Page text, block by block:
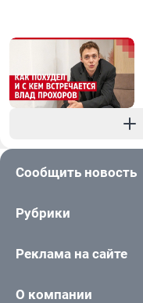
Сообщить новость
Рубрики
Реклама на сайте
О компании